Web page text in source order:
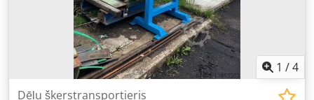
1 /4
Dēļu škerstransportieris